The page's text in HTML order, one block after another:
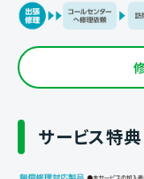
サービス特典